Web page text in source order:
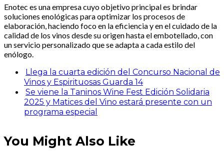
Enotec es una empresa cuyo objetivo principal es brindar
soluciones enológicas para optimizar los procesos de
elaboración, haciendo foco en la eficiencia y en el cuidado de la
calidad de los vinos desde su origen hasta el embotellado, con
un servicio personalizado que se adapta a cada estilo del
enólogo.
Llega la cuarta edición del Concurso Nacional de
Vinos y Espirituosas Guarda 14
Se viene la Taninos Wine Fest Edición Solidaria
2025 y Matices del Vino estará presente con un
programa especial
You Might Also Like